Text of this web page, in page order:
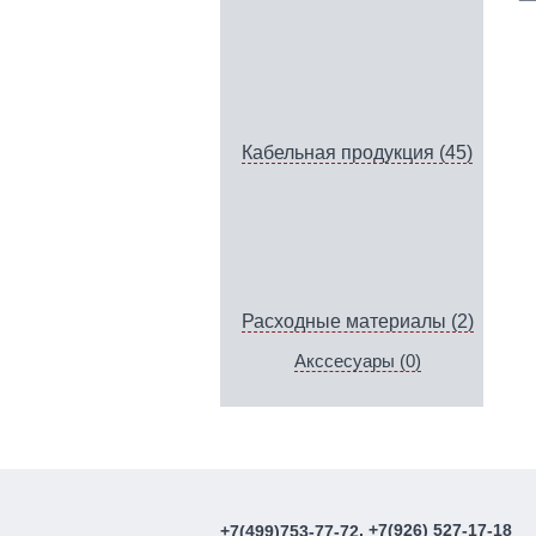
Кабельная продукция (45)
Расходные материалы (2)
Акссесуары (0)
+7(499)753-77-72, +7(926) 527-17-18